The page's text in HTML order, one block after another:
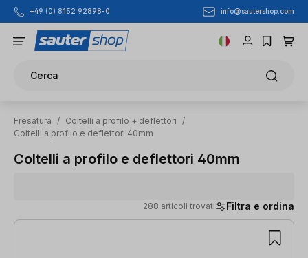
Passa al contenuto principale
+49 (0) 8152 92898-0 info@sautershop.com
Cerca
Fresatura / Coltelli a profilo + deflettori
/
Coltelli a profilo e deflettori 40mm
Coltelli a profilo e deflettori 40mm
288 articoli trovati Filtra e ordina
288 articoli trovati